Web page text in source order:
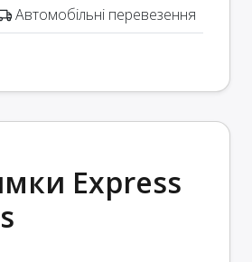
Автомобільні перевезення
Express